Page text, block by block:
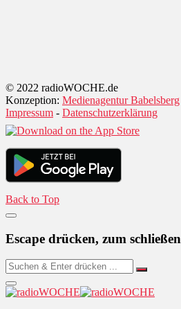
© 2022 radioWOCHE.de
Konzeption: Medienagentur Babelsberg
Impressum - Datenschutzerklärung
Back to Top
Escape drücken, zum schließen